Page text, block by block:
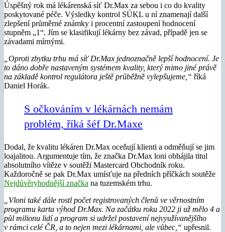
Úspěšný rok má lékárenská síť Dr.Max za sebou i co do kvality
poskytované péče. Výsledky kontrol SÚKL u ní znamenají další
zlepšení průměrné známky i procentní zastoupení hodnocení
stupněm „1“. Jím se klasifikují lékárny bez závad, případě jen se
závadami mírnými.
„Oproti zbytku trhu má síť Dr.Max jednoznačně lepší hodnocení. Je
to dáno dobře nastaveným systémem kvality, který mimo jiné právě
na základě kontrol regulátora ještě průběžně vylepšujeme,“ říká
Daniel Horák.
S očkováním v lékárnách nemám
problém, říká šéf Dr.Maxe
Dodal, že kvalitu lékáren Dr.Max oceňují klienti a odměňují se jim
loajalitou. Argumentuje tím, že značka Dr.Max loni obhájila titul
absolutního vítěze v soutěži Mastercard Obchodník roku.
Každoročně se pak Dr.Max umísťuje na předních příčkách soutěže
Nejdůvěryhodnější značka na tuzemském trhu.
„Vloni také dále rostl počet registrovaných členů ve věrnostním
programu karta výhod Dr.Max. Na začátku roku 2022 ji už mělo 4 a
půl milionu lidí a program si udržel postavení nejvyužívanějšího
v rámci celé ČR, a to nejen mezi lékárnami, ale vůbec,“ upřesnil.